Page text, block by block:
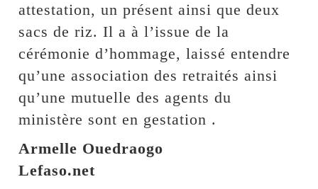
attestation, un présent ainsi que deux
sacs de riz. Il a à l’issue de la
cérémonie d’hommage, laissé entendre
qu’une association des retraités ainsi
qu’une mutuelle des agents du
ministère sont en gestation .
Armelle Ouedraogo
Lefaso.net